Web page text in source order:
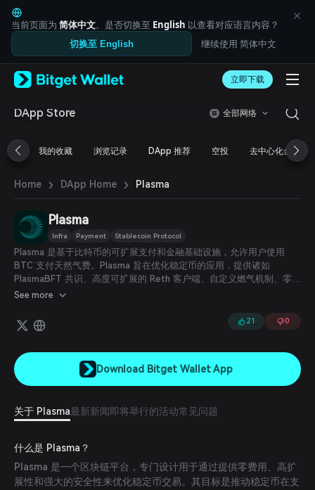
English
日本語
Tiếng Việt
Русский
Español (Latinoamérica)
Türkçe
Français
简体中文
繁體中文
Bahasa Indonesia
ภาษาไทย
Español
Português (Brasil)
Español (Argentina)
当前页面为 简体中文。是否切换至 English 以查看对应语言内容？
切换至 English 继续使用 简体中文
立即下载
DApp Store 全部网络
我的收藏 浏览记录 DApp 推荐 空投 去中心化金融
Home › DApp Home › Plasma
Plasma
Infra Payment Stablecoin Protocol
Plasma 是基于比特币的可扩展支付和金融基础设施，允许用户使用
BTC 支付天然气费。Plasma 旨在优化稳定币的应用，提供诸如
PlasmaBFT 共识、高度可扩展的 Reth 客户端、自定义燃气机制、零手
续费的 USDT 转账以及隐私交易等功能。
See more
21 0
Download Bitget Wallet App
关于 Plasma最新新闻即将举行的活动常见问题
什么是 Plasma？
Plasma 是一个区块链平台，专门设计用于通过提供零费用、高扩
展性和强大的安全性来优化稳定币交易。其目标是推动稳定币在支